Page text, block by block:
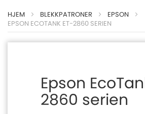
til
innhold
HJEM BLEKKPATRONER
EPSON
EPSON ECOTANK ET-2860 SERIEN
Epson
2860 serien